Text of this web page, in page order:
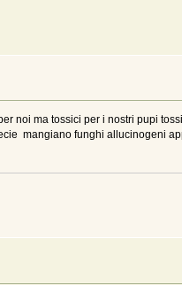
noi ma tossici per i nostri pupi
mangiano funghi allucinogeni